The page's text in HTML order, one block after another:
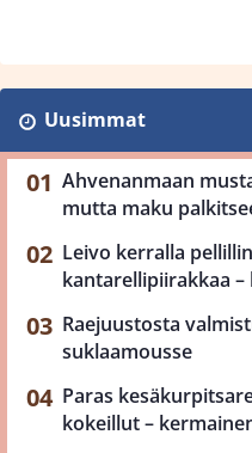
Uusimmat
Ahvenanmaan
mutta maku
Leivo kerralla
kantarellipiirakkaa
Raejuustosta
suklaamousse
Paras
kokeillut –